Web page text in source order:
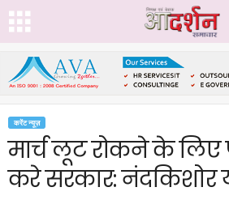
करेंट न्यूज़
मार्च लूट रोकने के लिए
करे सरकार: नंदकिशोर